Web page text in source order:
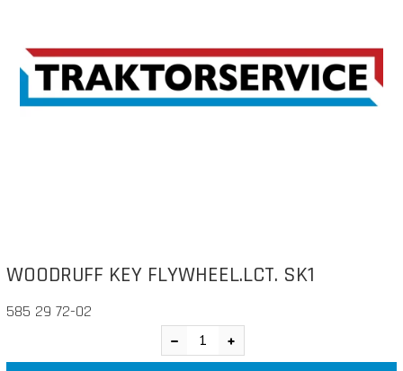
WOODRUFF KEY FLYWHEEL.LCT. SK1
585 29 72-02